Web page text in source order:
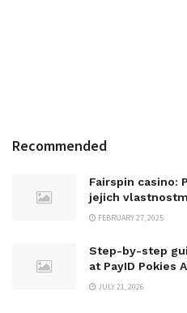
Recommended
Fairspin casino:
jejich
FEBRUARY 27, 2025
Step-by-step
at PayID Pokies
JULY 21, 2026